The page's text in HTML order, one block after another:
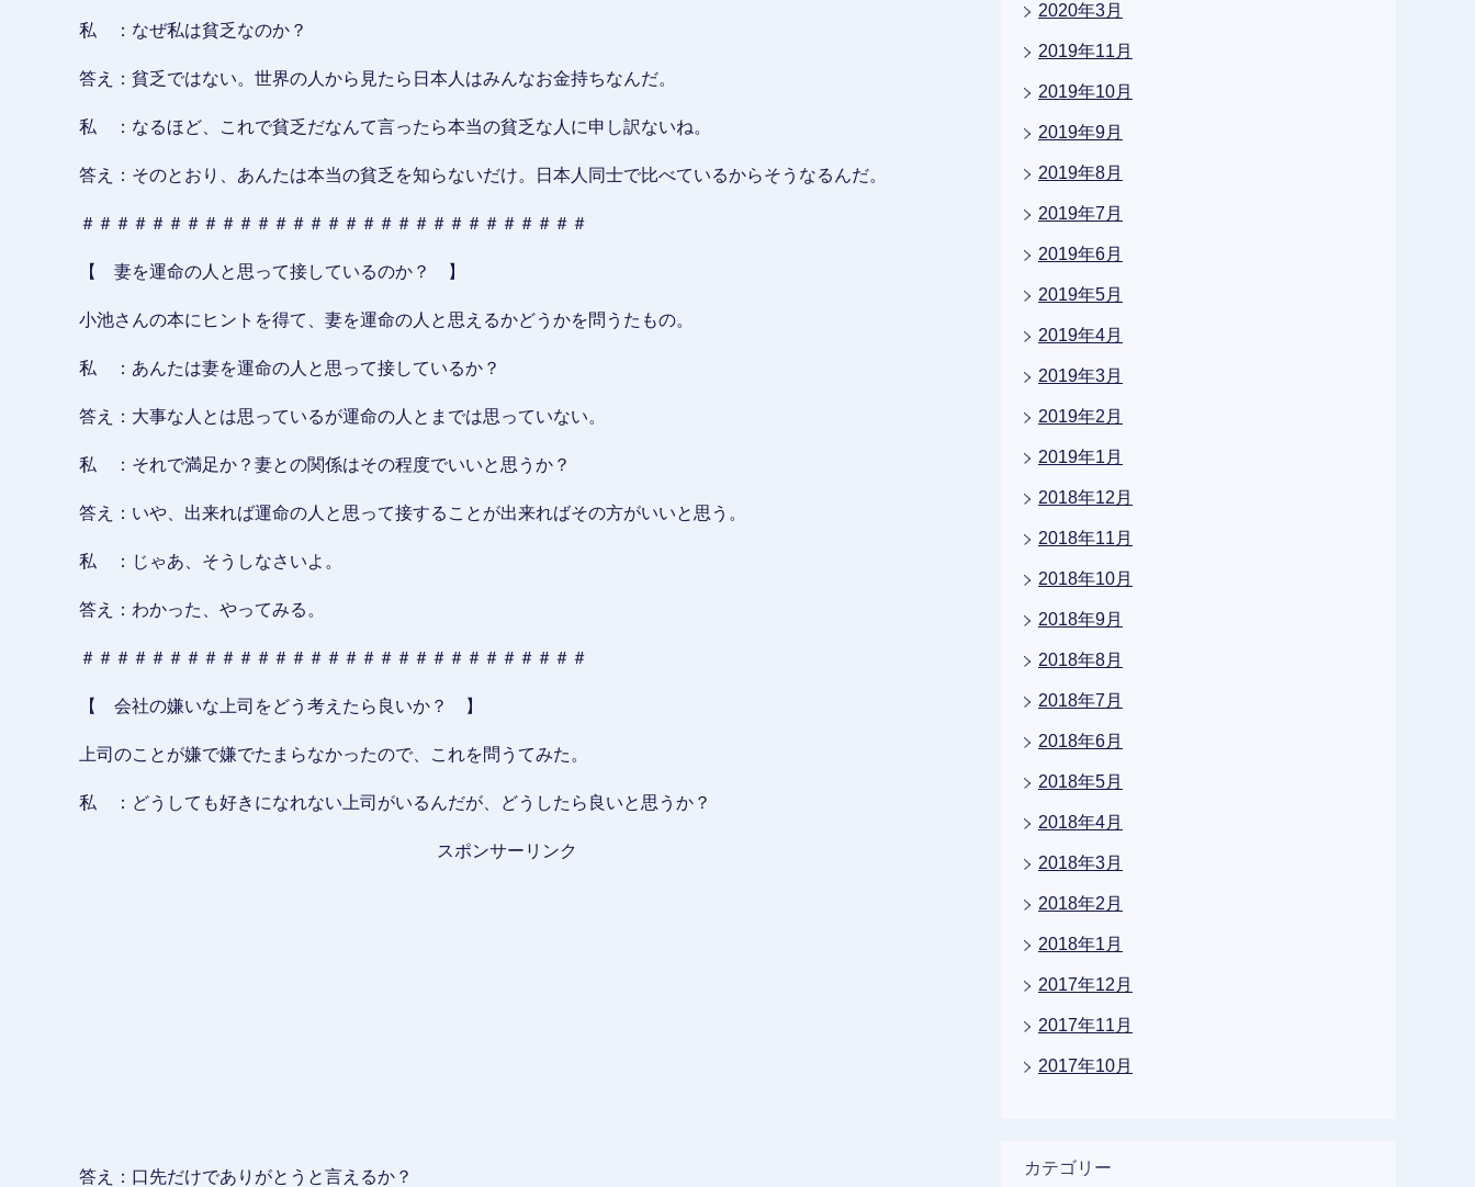
私 ：なぜ私は貧乏なのか？
答え：貧乏ではない。世界の人から見たら日本人はみんなお金持ちなんだ。
私 ：なるほど、これで貧乏だなんて言ったら本当の貧乏な人に申し訳ないね。
答え：そのとおり、あんたは本当の貧乏を知らないだけ。日本人同士で比べているからそうなるんだ。
＃＃＃＃＃＃＃＃＃＃＃＃＃＃＃＃＃＃＃＃＃＃＃＃＃＃＃＃＃
【 妻を運命の人と思って接しているのか？ 】
小池さんの本にヒントを得て、妻を運命の人と思えるかどうかを問うたもの。
私 ：あんたは妻を運命の人と思って接しているか？
答え：大事な人とは思っているが運命の人とまでは思っていない。
私 ：それで満足か？妻との関係はその程度でいいと思うか？
答え：いや、出来れば運命の人と思って接することが出来ればその方がいいと思う。
私 ：じゃあ、そうしなさいよ。
答え：わかった、やってみる。
＃＃＃＃＃＃＃＃＃＃＃＃＃＃＃＃＃＃＃＃＃＃＃＃＃＃＃＃＃
【 会社の嫌いな上司をどう考えたら良いか？ 】
上司のことが嫌で嫌でたまらなかったので、これを問うてみた。
私 ：どうしても好きになれない上司がいるんだが、どうしたら良いと思うか？
スポンサーリンク
答え：口先だけでありがとうと言えるか？
2020年3月
2019年11月
2019年10月
2019年9月
2019年8月
2019年7月
2019年6月
2019年5月
2019年4月
2019年3月
2019年2月
2019年1月
2018年12月
2018年11月
2018年10月
2018年9月
2018年8月
2018年7月
2018年6月
2018年5月
2018年4月
2018年3月
2018年2月
2018年1月
2017年12月
2017年11月
2017年10月
カテゴリー